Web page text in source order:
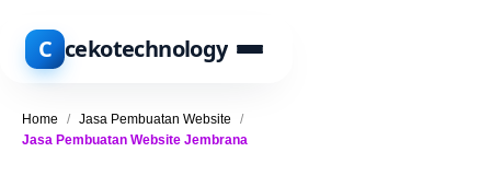
C cekotechnology
Home / Jasa Pembuatan Website
/
Jasa Pembuatan Website Jembrana